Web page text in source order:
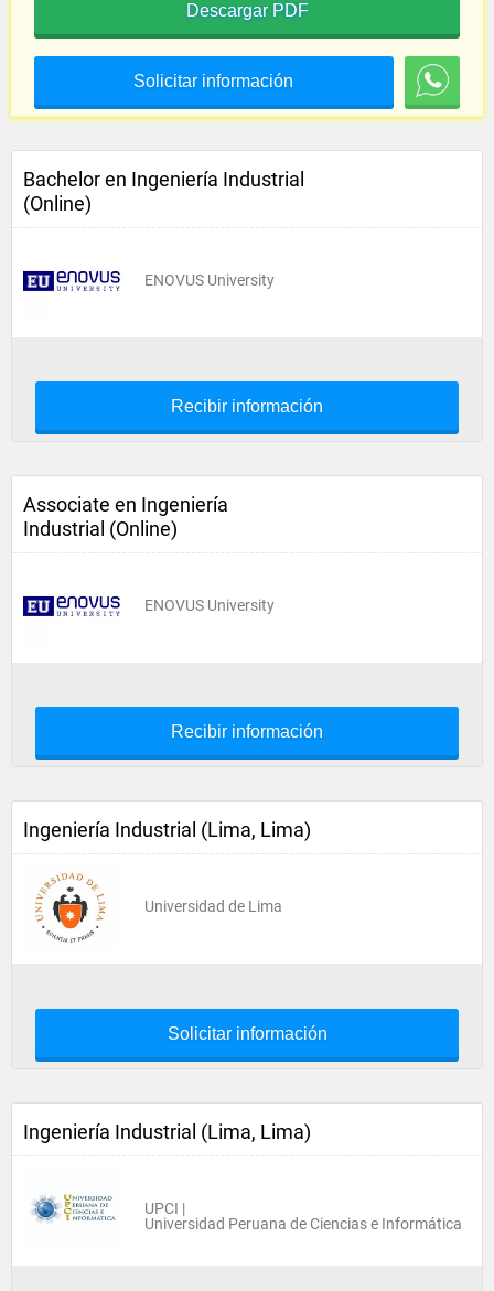
Descargar PDF
Solicitar información
Bachelor en Ingeniería Industrial
(Online)
ENOVUS University
Recibir información
Associate en Ingeniería
Industrial (Online)
ENOVUS University
Recibir información
Ingeniería Industrial (Lima, Lima)
Universidad de Lima
Solicitar información
Ingeniería Industrial (Lima, Lima)
UPCI |
Universidad Peruana de Ciencias e Informática